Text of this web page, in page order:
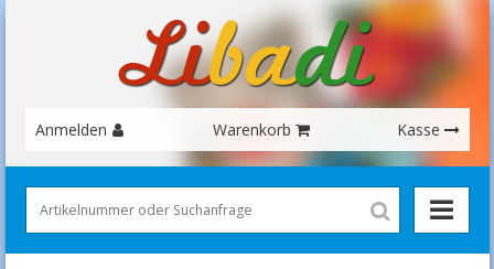
Anmelden Warenkorb Kasse